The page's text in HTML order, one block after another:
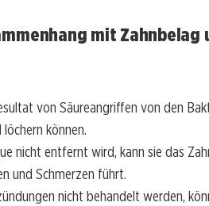
mit Zahnbelag
von Säureangriffen von den
können.
nicht entfernt wird, kann sie das
und Schmerzen führt.
nicht behandelt werden,